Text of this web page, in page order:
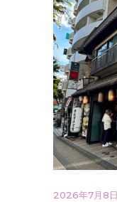
2026年7月8日